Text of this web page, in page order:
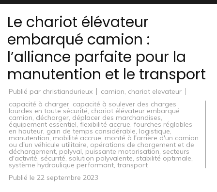
Le chariot élévateur
embarqué camion :
l’alliance parfaite pour la
manutention et le transport
Publié par christiandurieux camion, chariot elevateur
capacité à charger, capacité à soulever des charges
lourdes en toute sécurité, chariot élévateur embarqué
camion, décharger, déplacer des marchandises,
équipement essentiel, flexibilité accrue, fourches réglables
en hauteur, gain de temps considérable, logistique,
manutention, mobilité accrue, monté à l'arrière d'un camion
ou d'un véhicule utilitaire, opérations de chargement et de
déchargement, polyval, puissante motorisation, secteurs
d'activité, sécurité, solution polyvalente, stabilité optimale,
système hydraulique performant, transport
Publié le 22 septembre 2023